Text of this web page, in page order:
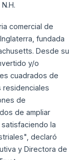
comercial de
fundada
Desde su
y/o
cuadrados de
residenciales
de
de ampliar
la
declaró
y Directora de